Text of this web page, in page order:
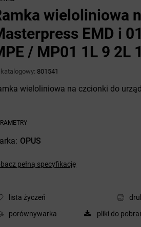
wieloliniowa
EMD i
/ MP01 1L 9 2L
katalogowy: 801541
OPUS
pełną specyfikację
lista życzeń
porównywarka
pliki do
wieloliniowa na czcionki do